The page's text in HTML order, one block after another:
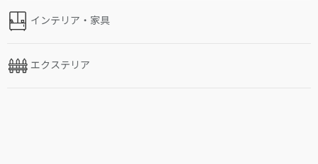
インテリア・家具
エクステリア